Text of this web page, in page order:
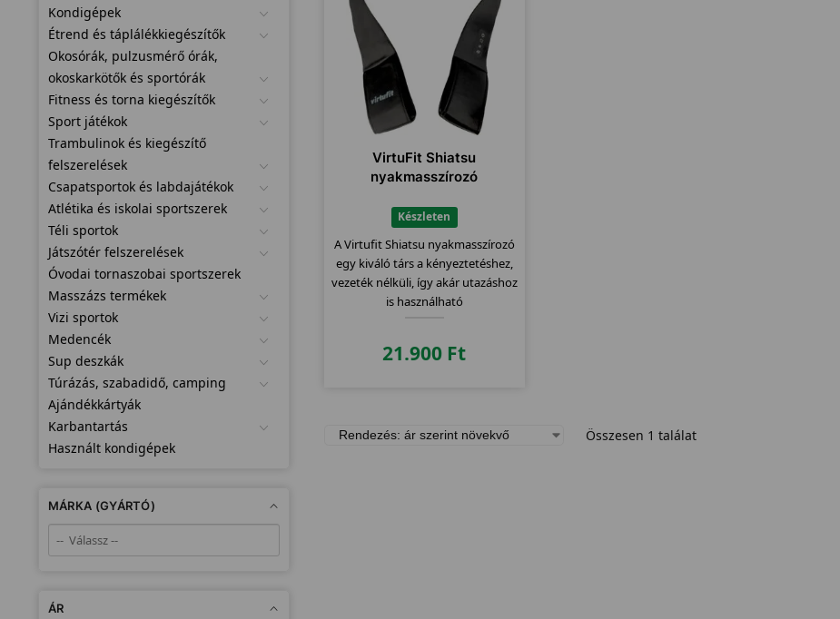
VirtuFit Shiatsu
nyakmasszírozó
Készleten
A Virtufit Shiatsu nyakmasszírozó
egy kiváló társ a kényeztetéshez,
vezeték nélküli, így akár utazáshoz
is használható
21.900 Ft
Összesen 1 találat
Kondigépek
Étrend és táplálékkiegészítők
Okosórák, pulzusmérő órák,
okoskarkötők és sportórák
Fitness és torna kiegészítők
Sport játékok
Trambulinok és kiegészítő
felszerelések
Csapatsportok és labdajátékok
Atlétika és iskolai sportszerek
Téli sportok
Játszótér felszerelések
Óvodai tornaszobai sportszerek
Masszázs termékek
Vizi sportok
Medencék
Sup deszkák
Túrázás, szabadidő, camping
Ajándékkártyák
Karbantartás
Használt kondigépek
MÁRKA (GYÁRTÓ)
ÁR